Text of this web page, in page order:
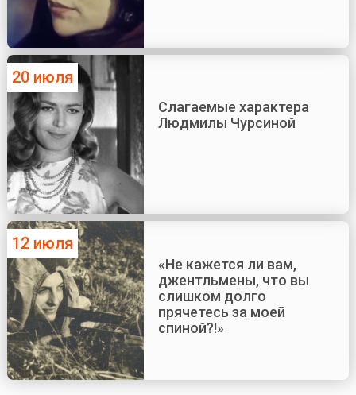
20 июля
Слагаемые характера
Людмилы Чурсиной
12 июля
«Не кажется ли вам,
джентльмены, что вы
слишком долго
прячетесь за моей
спиной?!»